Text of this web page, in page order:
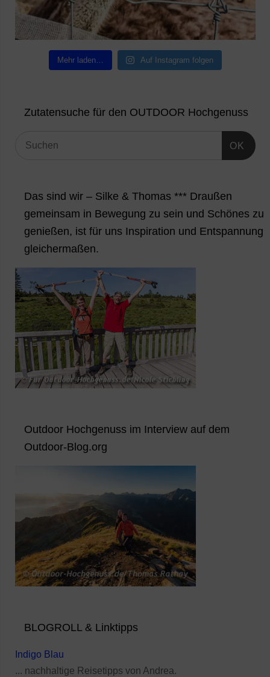
Mehr laden… Auf Instagram folgen
Zutatensuche für den OUTDOOR Hochgenuss
OK
Das sind wir – Silke & Thomas *** Draußen
gemeinsam in Bewegung zu sein und Schönes zu
genießen, ist für uns Inspiration und Entspannung
gleichermaßen.
Outdoor Hochgenuss im Interview auf dem
Outdoor-Blog.org
BLOGROLL & Linktipps
Indigo Blau
... nachhaltige Reisetipps von Andrea.